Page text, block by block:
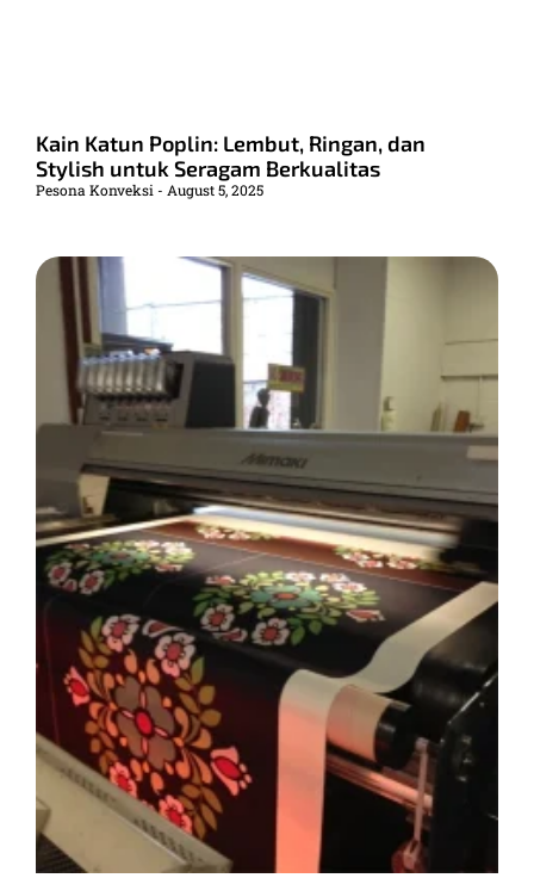
Kain Katun Poplin: Lembut, Ringan, dan
Stylish untuk Seragam Berkualitas
Pesona Konveksi August 5, 2025